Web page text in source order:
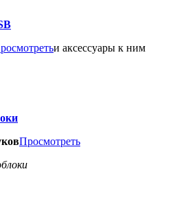
и аксессуары к ним
Просмотреть